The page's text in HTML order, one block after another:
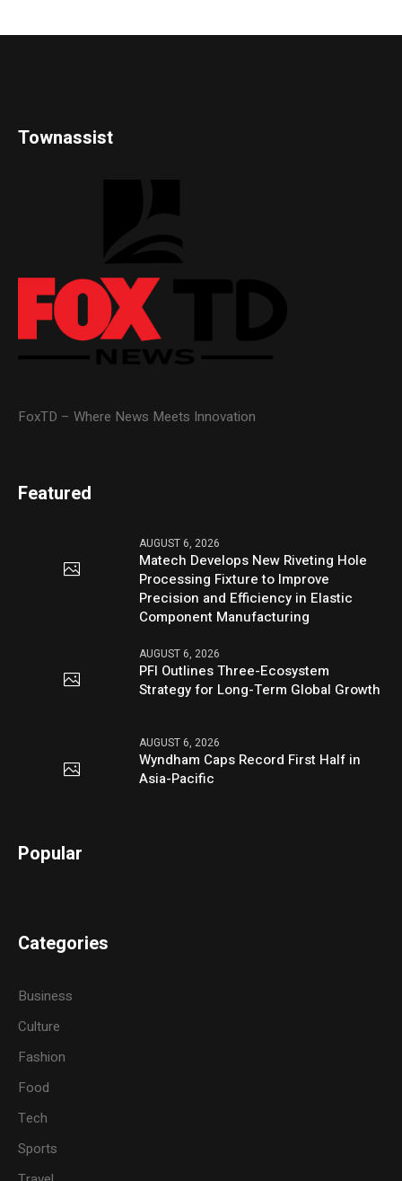
Townassist
FoxTD – Where News Meets Innovation
Featured
AUGUST 6, 2026
Matech Develops New Riveting Hole
Processing Fixture to Improve
Precision and Efficiency in Elastic
Component Manufacturing
AUGUST 6, 2026
PFI Outlines Three-Ecosystem
Strategy for Long-Term Global Growth
AUGUST 6, 2026
Wyndham Caps Record First Half in
Asia-Pacific
Popular
Categories
Business
Culture
Fashion
Food
Tech
Sports